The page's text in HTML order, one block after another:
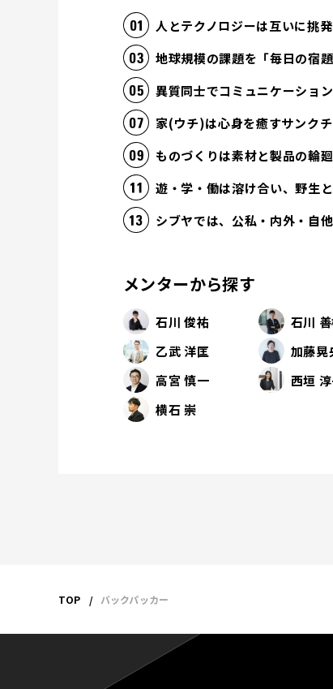
人とテクノロジーは互いに挑
地球規模の課題を「毎日の宿
異質同士でコミュニケーショ
家(ウチ)は心身を癒すサンク
ものづくりは素材と製品の輪
遊・学・働は溶け合い、野生
シブヤでは、公私・内外・自
メンターから探す
石川 俊祐 石川
乙武 洋匡
加藤晃
高宮 慎一
西垣
横石 崇
TOP バックパッカー